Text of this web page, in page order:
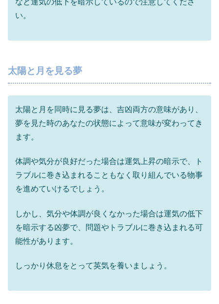
い。
太陽と月を見る夢
太陽と月を同時に見る夢は、吉凶両方の意味があり、
夢を見た時のあなたの状態によって意味が変わってき
ます。
体調や気分が良好だった場合は運気上昇の暗示で、ト
ラブルに巻き込まれることもなく取り組んでいる物事
を進めていけるでしょう。
しかし、気分や体調が良くなかった場合は運気の低下
を暗示する凶夢で、問題やトラブルに巻き込まれる可
能性があります。
しっかり休息をとって英気を養いましょう。